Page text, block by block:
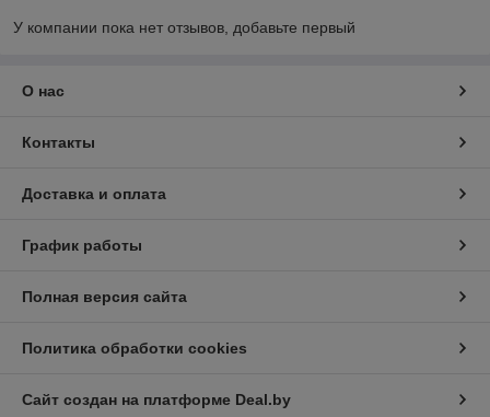
У компании пока нет отзывов, добавьте первый
О нас
Контакты
Доставка и оплата
График работы
Полная версия сайта
Политика обработки cookies
Сайт создан на платформе Deal.by